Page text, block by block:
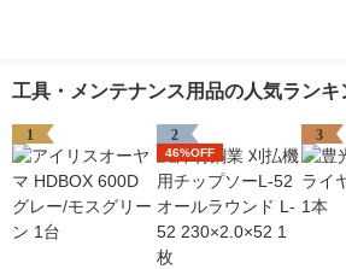
工具・メンテナンス用品の人気ランキ
1 2
46%OFF
3